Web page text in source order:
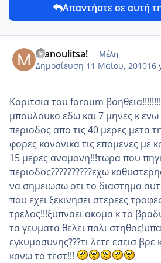
Απαντήστε σε αυτή
manoulitsa! Μέλη
Δημοσίευση 11 Μαίου, 201016
Κοριτσια του foroum
μπουλουκο εδω και 7 μηνες κ ενω
περιοδος απο τις 40 μερες μετα
φορες κανονικα τις επομενες με
15 μερες αναμονη!!!τωρα που
περιοδος??????????εχω
να σημειωσω οτι το διαστημα
που εχει ξεκινησει στερεες
τρελος!!!ξυπναει ακομα κ το
τα γευματα θελει παλι
εγκυμοσυνης???τι λετε εσεισ βρε
κανω το τεστ!!!